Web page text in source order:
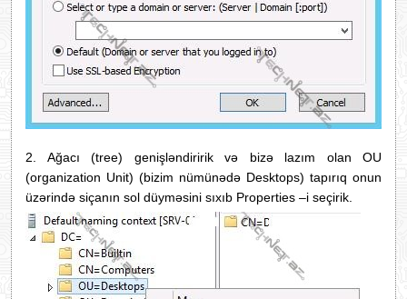
2. Ağaсı (tree) genişləndiririk və bizə lazım olan OU
(organization Unit) (bizim nümünədə Desktops) tapırıq onun
üzərində siçanın sol düyməsini sıxıb Properties –i seçirik.